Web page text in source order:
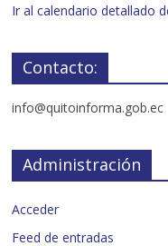
Ir al calendario detallado
Contacto:
info@quitoinforma.gob.ec
Administración
Acceder
Feed de entradas